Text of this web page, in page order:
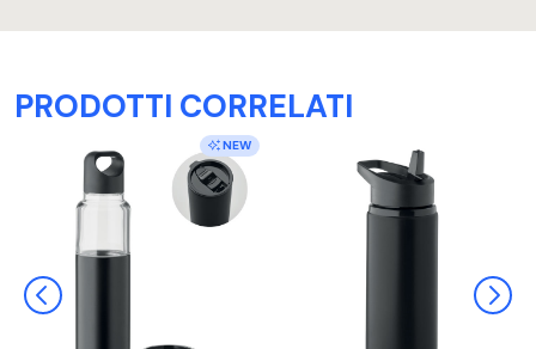
PRODOTTI CORRELATI
NEW